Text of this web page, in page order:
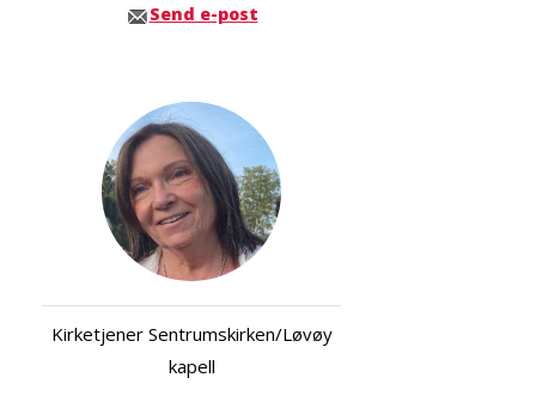
Send e-post
Kirketjener Sentrumskirken/Løvøy
kapell